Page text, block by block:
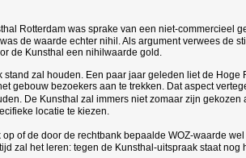
Rotterdam was sprake van een niet-
de waarde echter nihil. Als argument verwees de
de Kunsthal een nihilwaarde gold.
stand zal houden. Een paar jaar geleden liet de
gebouw bezoekers aan te trekken. Dat aspect
De Kunsthal zal immers niet zomaar zijn
locatie te kiezen.
op of de door de rechtbank bepaalde WOZ-waarde
zal het leren: tegen de Kunsthal-uitspraak staat nog